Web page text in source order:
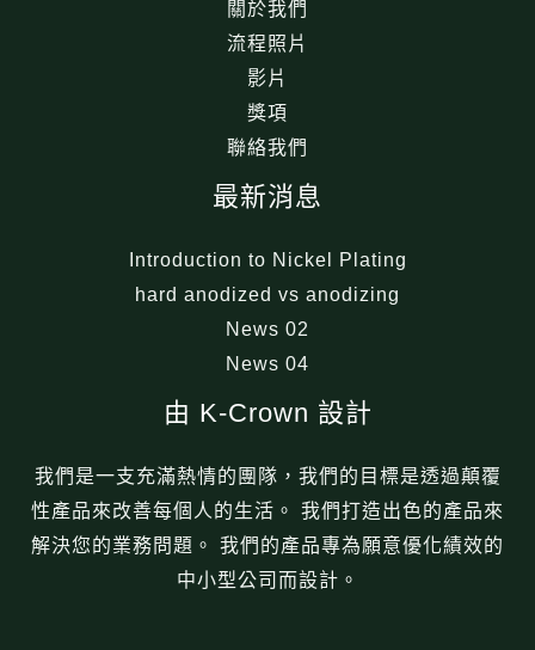
關於我們
流程照片
影片
獎項
聯絡我們
最新消息
Introduction to Nickel Plating
hard anodized vs anodizing
News 02
News 04
由 K-Crown 設計
我們是一支充滿熱情的團隊，我們的目標是透過顛覆
性產品來改善每個人的生活。 我們打造出色的產品來
解決您的業務問題。 我們的產品專為願意優化績效的
中小型公司而設計。